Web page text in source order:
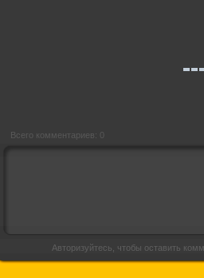
Всего комментариев: 0
Авторизуйтесь, чтобы оставить